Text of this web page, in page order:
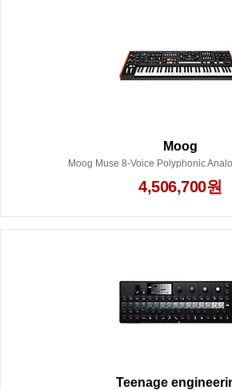
Moog
Moog Muse 8-Voice Polyphonic
4,506,700원
Teenage